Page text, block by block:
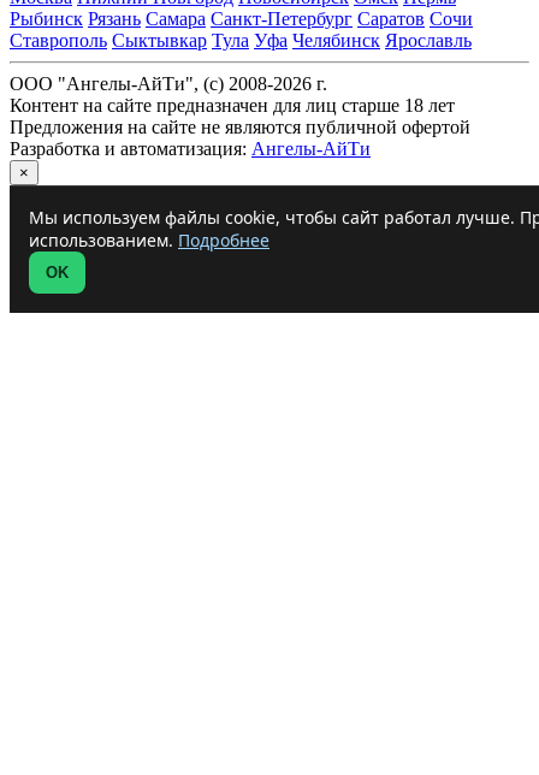
Рыбинск Рязань Самара Санкт-Петербург Саратов Сочи
Ставрополь Сыктывкар Тула Уфа Челябинск Ярославль
ООО "Ангелы-АйТи", (c) 2008-2026 г.
Контент на сайте предназначен для лиц старше 18 лет
Предложения на сайте не являются публичной офертой
Разработка и автоматизация: Ангелы-АйТи
×
Мы используем файлы cookie, чтобы сайт работал лучше.
использованием. Подробнее
OK